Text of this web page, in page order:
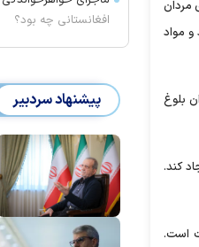
مردان
مواد
بلوغ
کند.
است.
افغانستانی چه بود؟
پیشنهاد سردبیر